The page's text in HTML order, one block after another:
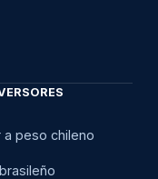
a peso chileno